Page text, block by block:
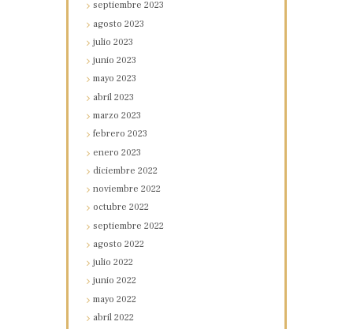
septiembre2023
agosto2023
julio2023
junio2023
mayo2023
abril2023
marzo2023
febrero2023
enero2023
diciembre2022
noviembre2022
octubre2022
septiembre2022
agosto2022
julio2022
junio2022
mayo2022
abril2022